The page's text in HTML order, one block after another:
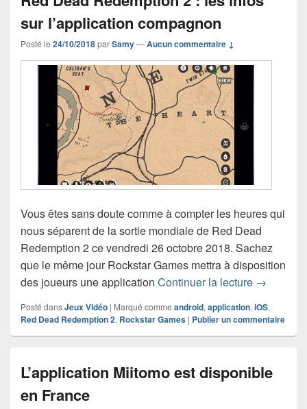
sur l’application compagnon
Posté le 24/10/2018parSamy—Aucun commentaire ↓
Vous êtes sans doute comme à compter les heures qui
nous séparent de la sortie mondiale de Red Dead
Redemption 2 ce vendredi 26 octobre 2018. Sachez
que le même jour Rockstar Games mettra à disposition
des joueurs une application Continuer la lecture Red
→
Posté dansJeux Vidéo | Marqué comme android, application, iOS,
Red Dead Redemption 2, Rockstar Games | Publier un commentaire
L’application Miitomo est disponible
en France